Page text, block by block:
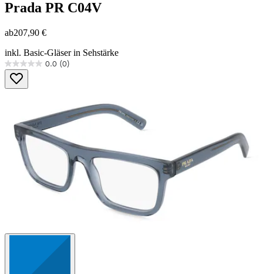
Prada PR C04V
ab207,90 €
inkl. Basic-Gläser in Sehstärke
0.0 (0)
0.0
von
5